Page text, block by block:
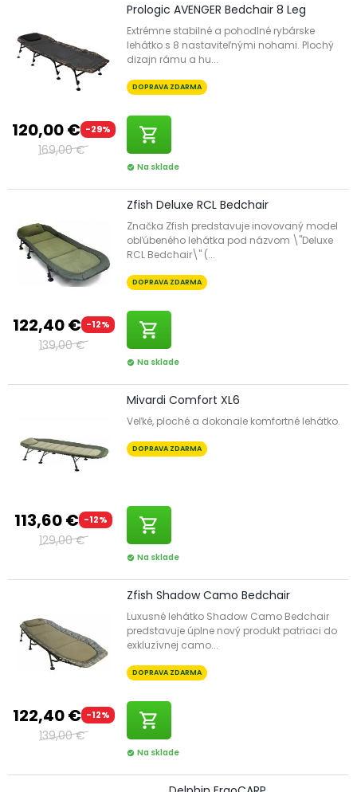
120,00 € -29%
169,00 €
Prologic AVENGER Bedchair 8 Leg
Extrémne stabilné a pohodlné rybárske
lehátko s 8 nastaviteľnými nohami. Plochý
dizajn rámu a hu...
DOPRAVA ZDARMA
shopping_cart
check_circle Na sklade
122,40 € -12%
139,00 €
Zfish Deluxe RCL Bedchair
Značka Zfish predstavuje inovovaný model
obľúbeného lehátka pod názvom \"Deluxe
RCL Bedchair\" (...
DOPRAVA ZDARMA
shopping_cart
check_circle Na sklade
113,60 € -12%
129,00 €
Mivardi Comfort XL6
Veľké, ploché a dokonale komfortné lehátko.
DOPRAVA ZDARMA
shopping_cart
check_circle Na sklade
122,40 € -12%
139,00 €
Zfish Shadow Camo Bedchair
Luxusné lehátko Shadow Camo Bedchair
predstavuje úplne nový produkt patriaci do
exkluzívnej camo...
DOPRAVA ZDARMA
shopping_cart
check_circle Na sklade